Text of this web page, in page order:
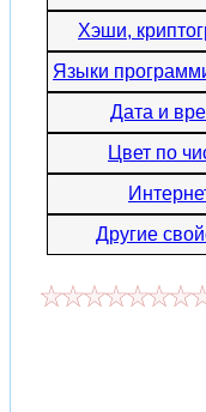
Хэши,
Языки
Дата и
Цвет по
Другие